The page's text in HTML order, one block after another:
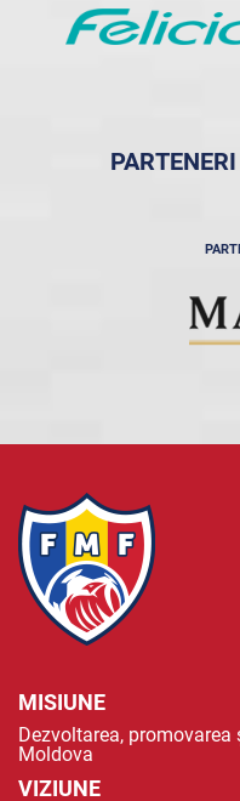
MISIUNE
Dezvoltarea,
Moldova
VIZIUNE